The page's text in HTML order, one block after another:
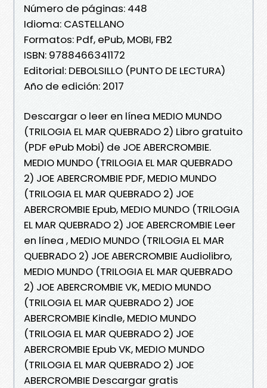
Número de páginas: 448
Idioma: CASTELLANO
Formatos: Pdf, ePub, MOBI, FB2
ISBN: 9788466341172
Editorial: DEBOLSILLO (PUNTO DE LECTURA)
Año de edición: 2017
Descargar o leer en línea MEDIO MUNDO
(TRILOGIA EL MAR QUEBRADO 2) Libro gratuito
(PDF ePub Mobi) de JOE ABERCROMBIE.
MEDIO MUNDO (TRILOGIA EL MAR QUEBRADO
2) JOE ABERCROMBIE PDF, MEDIO MUNDO
(TRILOGIA EL MAR QUEBRADO 2) JOE
ABERCROMBIE Epub, MEDIO MUNDO (TRILOGIA
EL MAR QUEBRADO 2) JOE ABERCROMBIE Leer
en línea , MEDIO MUNDO (TRILOGIA EL MAR
QUEBRADO 2) JOE ABERCROMBIE Audiolibro,
MEDIO MUNDO (TRILOGIA EL MAR QUEBRADO
2) JOE ABERCROMBIE VK, MEDIO MUNDO
(TRILOGIA EL MAR QUEBRADO 2) JOE
ABERCROMBIE Kindle, MEDIO MUNDO
(TRILOGIA EL MAR QUEBRADO 2) JOE
ABERCROMBIE Epub VK, MEDIO MUNDO
(TRILOGIA EL MAR QUEBRADO 2) JOE
ABERCROMBIE Descargar gratis